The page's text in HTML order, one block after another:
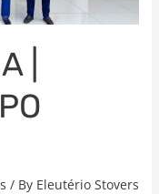
|
/ By Eleutério Stovers